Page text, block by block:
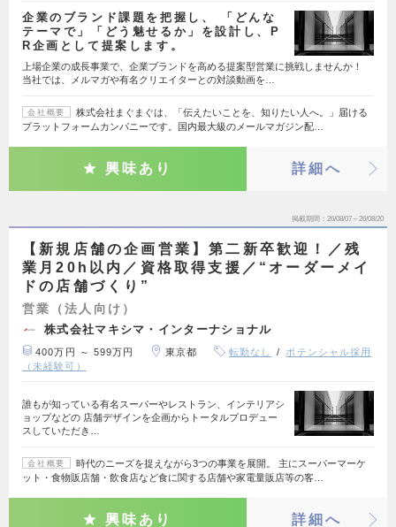
企業のブランド課題を把握し、 「どんな
テーマで」「どう魅せるか」を設計し、P
R企画として提案します。
上場企業の成長事業で、企業ブランドを高める提案型営業に挑戦しませんか！
当社では、メルマガや有名クリエイターとの対談動画を…
会社概要
株式会社まぐまぐは、「伝えたいことを、知りたい人へ。」届ける
プラットフォームカンパニーです。国内最大級のメールマガジン配…
興味あり 詳細へ
掲載期間 26/08/07～26/08/20
【新規店舗の企画営業】第二新卒歓迎！／残
業月20h以内／資格取得支援／“オーダーメイ
ドの店舗づくり”
営業（法人向け）
株式会社マキシマ・インターナショナル
400万円 ～ 599万円 東京都 転勤なし
ポテンシャル採用
（未経験可）
誰もが知っている有名スーパーやレストラン、インテリアシ
ョップなどの 店舗デザインを企画からトータルプロデュー
スしていただき…
会社概要
時代のニーズを捉えながら3つの事業を展開。 主にスーパーマーケ
ット・食物販店舗・飲食店など食に関する店舗や家電量販店等の客…
興味あり 詳細へ